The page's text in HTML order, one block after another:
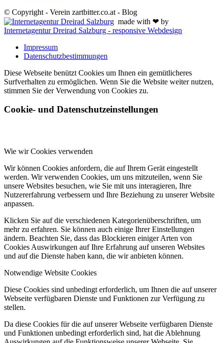
© Copyright - Verein zartbitter.co.at - Blog
made with ❤ by
Internetagentur Dreirad Salzburg - responsive Webdesign
Impressum
Datenschutzbestimmungen
Diese Webseite benützt Cookies um Ihnen ein gemütlicheres
Surfverhalten zu ermöglichen. Wenn Sie die Website weiter nutzen,
stimmen Sie der Verwendung von Cookies zu.
Cookie- und Datenschutzeinstellungen
Wie wir Cookies verwenden
Wir können Cookies anfordern, die auf Ihrem Gerät eingestellt
werden. Wir verwenden Cookies, um uns mitzuteilen, wenn Sie
unsere Websites besuchen, wie Sie mit uns interagieren, Ihre
Nutzererfahrung verbessern und Ihre Beziehung zu unserer Website
anpassen.
Klicken Sie auf die verschiedenen Kategorienüberschriften, um
mehr zu erfahren. Sie können auch einige Ihrer Einstellungen
ändern. Beachten Sie, dass das Blockieren einiger Arten von
Cookies Auswirkungen auf Ihre Erfahrung auf unseren Websites
und auf die Dienste haben kann, die wir anbieten können.
Notwendige Website Cookies
Diese Cookies sind unbedingt erforderlich, um Ihnen die auf unserer
Webseite verfügbaren Dienste und Funktionen zur Verfügung zu
stellen.
Da diese Cookies für die auf unserer Webseite verfügbaren Dienste
und Funktionen unbedingt erforderlich sind, hat die Ablehnung